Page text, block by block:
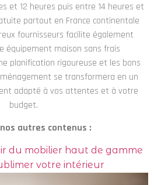
et 12 heures puis entre 14 heures et
partout en France continentale
fournisseurs facilite également
équipement maison sans frais
planification rigoureuse et les bons
se transformera en un
adapté à vos attentes et à votre
budget.
autres contenus :
du mobilier haut de gamme
votre intérieur